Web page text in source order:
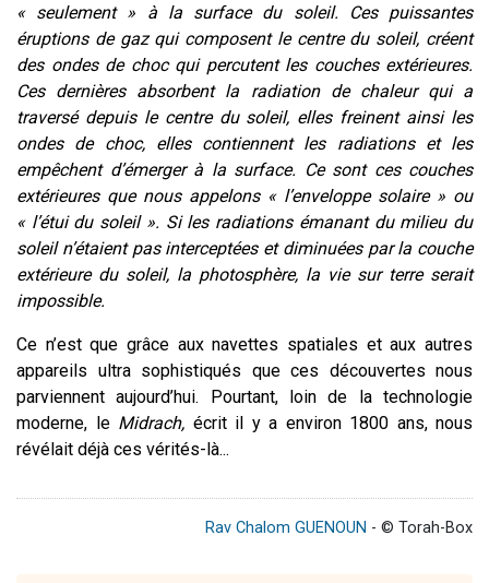
« seulement » à la surface du soleil. Ces puissantes
éruptions de gaz qui composent le centre du soleil, créent
des ondes de choc qui percutent les couches extérieures.
Ces dernières absorbent la radiation de chaleur qui a
traversé depuis le centre du soleil, elles freinent ainsi les
ondes de choc, elles contiennent les radiations et les
empêchent d’émerger à la surface. Ce sont ces couches
extérieures que nous appelons « l’enveloppe solaire » ou
« l’étui du soleil ». Si les radiations émanant du milieu du
soleil n’étaient pas interceptées et diminuées par la couche
extérieure du soleil, la photosphère, la vie sur terre serait
impossible.
Ce n’est que grâce aux navettes spatiales et aux autres
appareils ultra sophistiqués que ces découvertes nous
parviennent aujourd’hui. Pourtant, loin de la technologie
moderne, le Midrach, écrit il y a environ 1800 ans, nous
révélait déjà ces vérités-là...
Rav Chalom GUENOUN - © Torah-Box